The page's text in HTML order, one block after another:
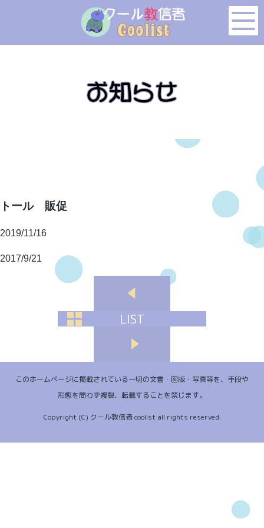
トール 販促
2019/11/16
2017/9/21
LIST
このホームページに掲載されている一切の文書・図版・写真等を、手段や
形態を問わず複製、転載することを禁じます。
Copyright (C) クール教信者 coolist all rights reserved.